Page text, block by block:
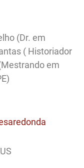
(Dr. em
( Historiador
em